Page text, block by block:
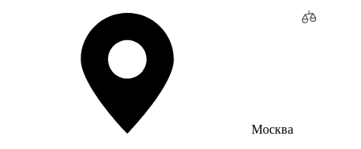
Москва